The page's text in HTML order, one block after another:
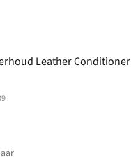
Leather Conditioner